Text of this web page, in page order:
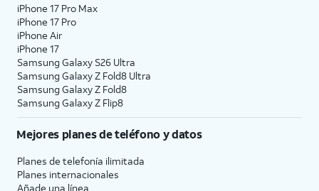
iPhone 17 Pro Max
iPhone 17 Pro
iPhone Air
iPhone 17
Samsung Galaxy S26 Ultra
Samsung Galaxy Z Fold8 Ultra
Samsung Galaxy Z Fold8
Samsung Galaxy Z Flip8
Mejores planes de teléfono y datos
Planes de telefonía ilimitada
Planes internacionales
Añade una línea